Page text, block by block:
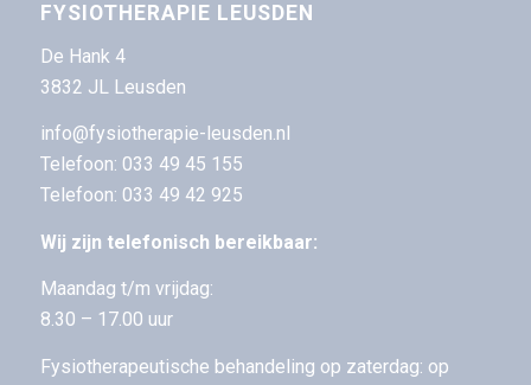
FYSIOTHERAPIE LEUSDEN
De Hank 4
3832 JL Leusden
info@fysiotherapie-leusden.nl
Telefoon: 033 49 45 155
Telefoon: 033 49 42 925
Wij zijn telefonisch bereikbaar:
Maandag t/m vrijdag:
8.30 – 17.00 uur
Fysiotherapeutische behandeling op zaterdag: op